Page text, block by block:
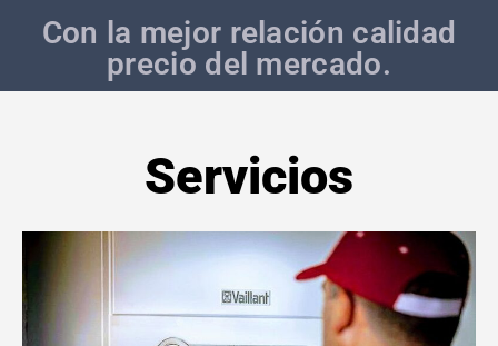
Con la mejor relación calidad
precio del mercado.
Servicios